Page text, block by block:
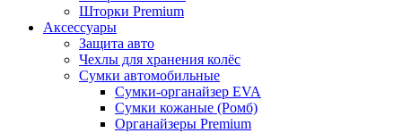
Шторки Premium
Аксессуары
Защита авто
Чехлы для хранения колёс
Сумки автомобильные
Сумки-органайзер EVA
Сумки кожаные (Ромб)
Органайзеры Premium